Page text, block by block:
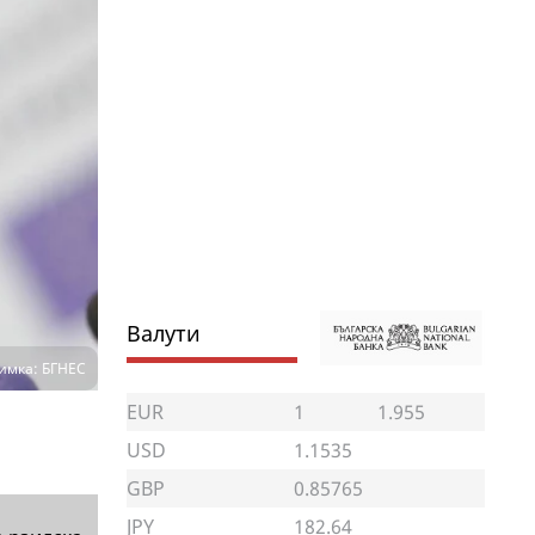
БГНЕС
Валути
EUR 1
1.955
USD
1.1535
GBP
0.85765
JPY
182.64